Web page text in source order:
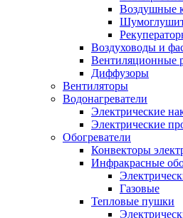
Воздушные
Воздуховоды и
Вентиляционные
Диффузоры
Вентиляторы
Водонагреватели
Электрические
Электрические
Обогреватели
Конвекторы
Инфракрасные
Газовые
Тепловые пушки